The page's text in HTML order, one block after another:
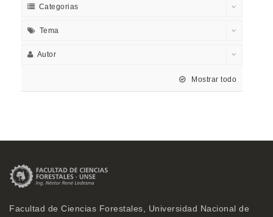
Categorias
Tema
Autor
Mostrar todo
Facultad de Ciencias Forestales, Universidad Nacional de